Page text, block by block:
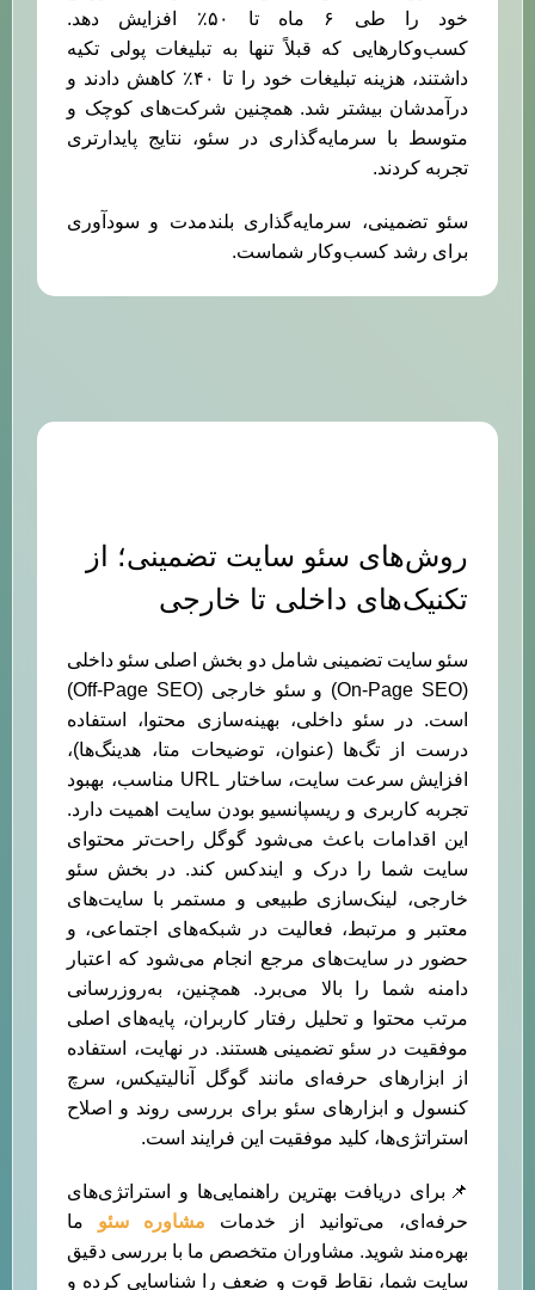
خود را طی ۶ ماه تا ۵۰٪ افزایش دهد.
کسب‌وکارهایی که قبلاً تنها به تبلیغات پولی تکیه
داشتند، هزینه تبلیغات خود را تا ۴۰٪ کاهش دادند و
درآمدشان بیشتر شد. همچنین شرکت‌های کوچک و
متوسط با سرمایه‌گذاری در سئو، نتایج پایدارتری
تجربه کردند.
سئو تضمینی، سرمایه‌گذاری بلندمدت و سودآوری
برای رشد کسب‌وکار شماست.
روش‌های سئو سایت تضمینی؛ از
تکنیک‌های داخلی تا خارجی
سئو سایت تضمینی شامل دو بخش اصلی سئو داخلی
(On-Page SEO) و سئو خارجی (Off-Page SEO)
است. در سئو داخلی، بهینه‌سازی محتوا، استفاده
درست از تگ‌ها (عنوان، توضیحات متا، هدینگ‌ها)،
افزایش سرعت سایت، ساختار URL مناسب، بهبود
تجربه کاربری و ریسپانسیو بودن سایت اهمیت دارد.
این اقدامات باعث می‌شود گوگل راحت‌تر محتوای
سایت شما را درک و ایندکس کند. در بخش سئو
خارجی، لینک‌سازی طبیعی و مستمر با سایت‌های
معتبر و مرتبط، فعالیت در شبکه‌های اجتماعی، و
حضور در سایت‌های مرجع انجام می‌شود که اعتبار
دامنه شما را بالا می‌برد. همچنین، به‌روزرسانی
مرتب محتوا و تحلیل رفتار کاربران، پایه‌های اصلی
موفقیت در سئو تضمینی هستند. در نهایت، استفاده
از ابزارهای حرفه‌ای مانند گوگل آنالیتیکس، سرچ
کنسول و ابزارهای سئو برای بررسی روند و اصلاح
استراتژی‌ها، کلید موفقیت این فرایند است.
📌برای دریافت بهترین راهنمایی‌ها و استراتژی‌های
حرفه‌ای، می‌توانید از خدمات مشاوره سئو ما
بهره‌مند شوید. مشاوران متخصص ما با بررسی دقیق
سایت شما، نقاط قوت و ضعف را شناسایی کرده و